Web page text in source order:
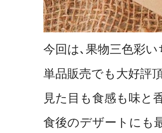
今回は､果物三色彩
単品販売でも大好評
見た目も食感も味と
食後のデザートにも